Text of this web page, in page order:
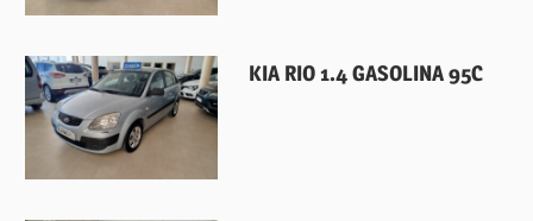
28 abril, 2026
KIA RIO 1.4 GASOLINA 95C